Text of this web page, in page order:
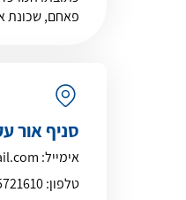
פאחם, שכונת
סניף אור
אימייל:
טלפון: